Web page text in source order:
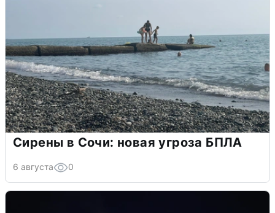
Сирены в Сочи: новая угроза БПЛА
6 августа 0